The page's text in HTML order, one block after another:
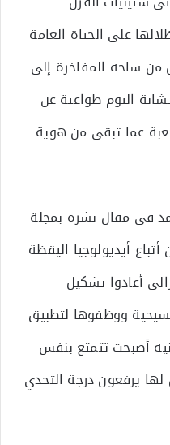
على الحياة العامة
من ساحة المفاخرة إلى
اليوم طواعية عن
عما تبقى من هوية
في مقال نشره بمجلة
في أبريل/نيسان 2021 إن أتباع أيديولوجيا اليقظة
أعادوا تشكيل
ووظفوها لتطبيق
أصبحت تتمتع بنفس
يرفعون درجة التحدي